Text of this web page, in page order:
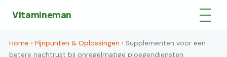
Vitamineman
Home › Pijnpunten & Oplossingen › Supplementen voor een
betere nachtrust bij onregelmatige ploegendiensten